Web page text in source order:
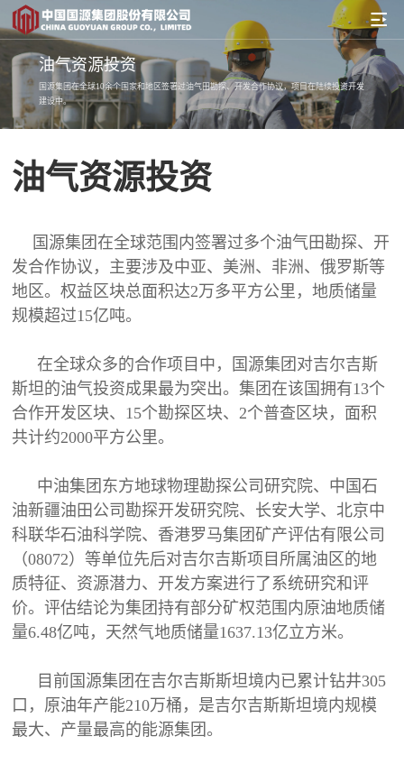
油气资源投资
国源集团在全球10余个国家和地区签署过油气田勘探、开发合作协议，项目在陆续投资开发
建设中。
油气资源投资
国源集团在全球范围内签署过多个油气田勘探、开
发合作协议，主要涉及中亚、美洲、非洲、俄罗斯等
地区。权益区块总面积达2万多平方公里，地质储量
规模超过15亿吨。
在全球众多的合作项目中，国源集团对吉尔吉斯
斯坦的油气投资成果最为突出。集团在该国拥有13个
合作开发区块、15个勘探区块、2个普查区块，面积
共计约2000平方公里。
中油集团东方地球物理勘探公司研究院、中国石
油新疆油田公司勘探开发研究院、长安大学、北京中
科联华石油科学院、香港罗马集团矿产评估有限公司
（08072）等单位先后对吉尔吉斯项目所属油区的地
质特征、资源潜力、开发方案进行了系统研究和评
价。评估结论为集团持有部分矿权范围内原油地质储
量6.48亿吨，天然气地质储量1637.13亿立方米。
目前国源集团在吉尔吉斯斯坦境内已累计钻井305
口，原油年产能210万桶，是吉尔吉斯斯坦境内规模
最大、产量最高的能源集团。